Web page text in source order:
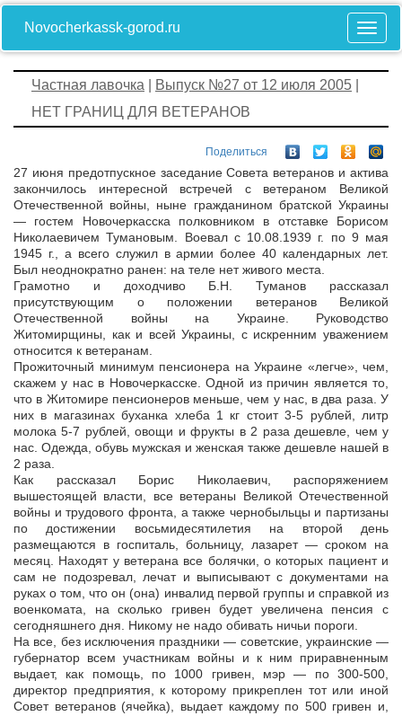
Novocherkassk-gorod.ru
Частная лавочка Выпуск №27 от 12 июля 2005
НЕТ ГРАНИЦ ДЛЯ ВЕТЕРАНОВ
Поделиться
27 июня предотпускное заседание Совета ветеранов и актива
закончилось интересной встречей с ветераном Великой
Отечественной войны, ныне гражданином братской Украины
— гостем Новочеркасска полковником в отставке Борисом
Николаевичем Тумановым. Воевал с 10.08.1939 г. по 9 мая
1945 г., а всего служил в армии более 40 календарных лет.
Был неоднократно ранен: на теле нет живого места.
Грамотно и доходчиво Б.Н. Туманов рассказал
присутствующим о положении ветеранов Великой
Отечественной войны на Украине. Руководство
Житомирщины, как и всей Украины, с искренним уважением
относится к ветеранам.
Прожиточный минимум пенсионера на Украине «легче», чем,
скажем у нас в Новочеркасске. Одной из причин является то,
что в Житомире пенсионеров меньше, чем у нас, в два раза. У
них в магазинах буханка хлеба 1 кг стоит 3-5 рублей, литр
молока 5-7 рублей, овощи и фрукты в 2 раза дешевле, чем у
нас. Одежда, обувь мужская и женская также дешевле нашей в
2 раза.
Как рассказал Борис Николаевич, распоряжением
вышестоящей власти, все ветераны Великой Отечественной
войны и трудового фронта, а также чернобыльцы и партизаны
по достижении восьмидесятилетия на второй день
размещаются в госпиталь, больницу, лазарет — сроком на
месяц. Находят у ветерана все болячки, о которых пациент и
сам не подозревал, лечат и выписывают с документами на
руках о том, что он (она) инвалид первой группы и справкой из
военкомата, на сколько гривен будет увеличена пенсия с
сегодняшнего дня. Никому не надо обивать ничьи пороги.
На все, без исключения праздники — советские, украинские —
губернатор всем участникам войны и к ним приравненным
выдает, как помощь, по 1000 гривен, мэр — по 300-500,
директор предприятия, к которому прикреплен тот или иной
Совет ветеранов (ячейка), выдает каждому по 500 гривен и,